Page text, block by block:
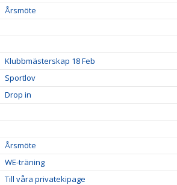
Årsmöte
Klubbmästerskap 18 Feb
Sportlov
Drop in
Årsmöte
WE-träning
Till våra privatekipage